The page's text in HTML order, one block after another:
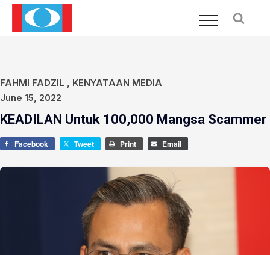
FAHMI FADZIL , KENYATAAN MEDIA
June 15, 2022
KEADILAN Untuk 100,000 Mangsa Scammer
Facebook Tweet Print Email